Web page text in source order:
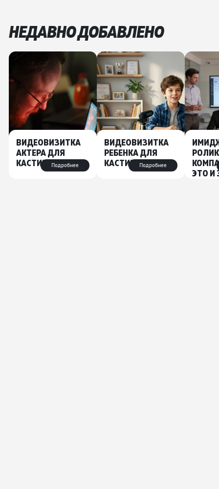
НЕДАВНО ДОБАВЛЕНО
ВИДЕОВИЗИТКА
АКТЕРА ДЛЯ
КАСТИНГАПодробнее
ВИДЕОВИЗИТКА
РЕБЕНКА ДЛЯ
КАСТИНГАПодробнее
ЭТО И